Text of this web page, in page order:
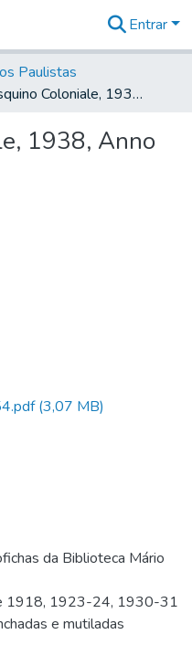
Entrar
Paulistas
Il Pasquino Coloniale, 1938, Anno XXXII, n. 1454
1938, Anno
(3,07 MB)
da Biblioteca Mário
1918, 1923-24, 1930-31
e mutiladas